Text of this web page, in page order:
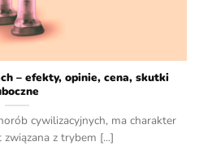
– efekty, opinie, cena, skutki
cywilizacyjnych, ma charakter
związana z trybem [...]